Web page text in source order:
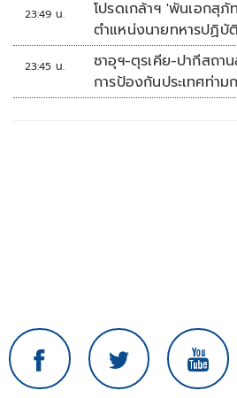
23:49 น.
โปรดเกล้าฯ 'พันเอกสุ
ตำแหน่งนายทหารปฏิบั
'พลตรี'
23:45 น.
ซาอุฯ-ตุรเคีย-ปากีสถา
การป้องกันประเทศท่า